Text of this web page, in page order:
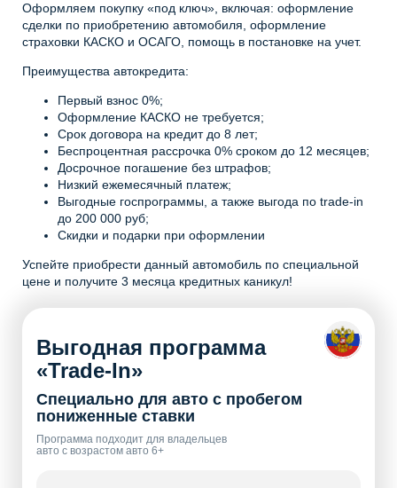
Оформляем покупку «под ключ», включая: оформление
сделки по приобретению автомобиля, оформление
страховки КАСКО и ОСАГО, помощь в постановке на учет.
Преимущества автокредита:
Первый взнос 0%;
Оформление КАСКО не требуется;
Срок договора на кредит до 8 лет;
Беспроцентная рассрочка 0% сроком до 12 месяцев;
Досрочное погашение без штрафов;
Низкий ежемесячный платеж;
Выгодные госпрограммы, а также выгода по trade-in
до 200 000 руб;
Скидки и подарки при оформлении
Успейте приобрести данный автомобиль по специальной
цене и получите 3 месяца кредитных каникул!
Выгодная программа
«Trade-In»
Специально для авто с пробегом
пониженные ставки
Программа подходит для владельцев
авто с возрастом авто 6+